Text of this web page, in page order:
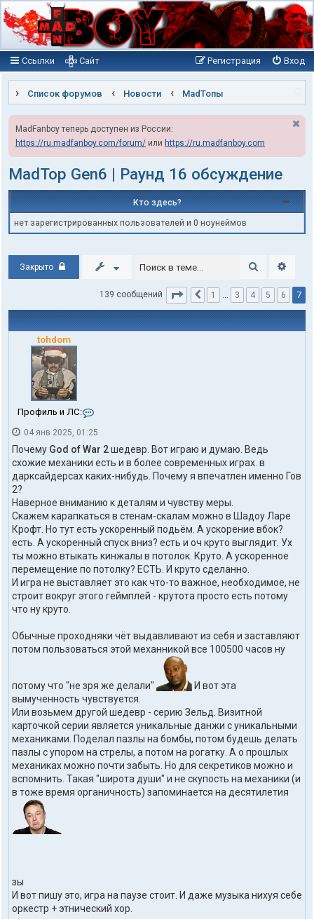
Ссылки Вход
Регистрация
Сайт
Список форумов Новости MadТопы
MadFanboy теперь доступен из России:
https://ru.madfanboy.com/forum/ или https://ru.madfanboy.com
MadTop Gen6 | Раунд 16 обсуждение
Кто здесь?
нет зарегистрированных пользователей и 0 ноунеймов
Закрыто Поиск
139 сообщений Страница из
Пред.
1 … 3 4 5 6 7
tohdom
Профиль и ЛС:
н
т
а
к
т
п
о
ь
з
о
в
а
е
t
o
m
04 янв 2025, 01:25
Почему God of War 2шедевр. Вот играю и думаю. Ведь
схожие механики есть и в более современных играх. в
дарксайдерсах каких-нибудь. Почему я впечатлен именно Гов
2?
Наверное вниманию к деталям и чувству меры.
Скажем карапкаться в стенам-скалам можно в Шадоу Ларе
Крофт. Но тут есть ускоренный подьём. А ускорение вбок?
есть. А ускоренный спуск вниз? есть и оч круто выглядит. Ух
ты можно втыкать кинжалы в потолок. Круто. А ускоренное
перемещение по потолку? ЕСТЬ. И круто сделанно.
И игра не выставляет это как что-то важное, необходимое, не
строит вокруг этого геймплей - крутота просто есть потому
что ну круто.
Обычные проходняки чёт выдавливают из себя и заставляют
потом пользоваться этой механникой все 100500 часов ну
потому что "не зря же делали"
И вот эта
вымученность чувствуется.
Или возьмем другой шедевр - серию Зельд. Визитной
карточкой серии является уникальные данжи с уникальными
механиками. Поделал пазлы на бомбы, потом будешь делать
пазлы с упором на стрелы, а потом на рогатку. А о прошлых
механиках можно почти забыть. Но для секретиков можно и
вспомнить. Такая "широта души" и не скупость на механики (и
в тоже время органичность) запоминается на десятилетия
зы
И вот пишу это, игра на паузе стоит. И даже музыка нихуя себе
оркестр + этнический хор.